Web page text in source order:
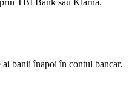
prin TBI Bank sau Klarna.
ai banii înapoi în contul bancar.